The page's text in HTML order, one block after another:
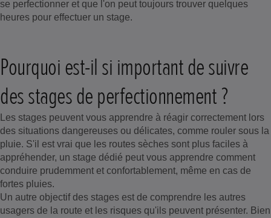
se perfectionner et que l'on peut toujours trouver quelques
heures pour effectuer un stage.
Pourquoi est-il si important de suivre
des stages de perfectionnement ?
Les stages peuvent vous apprendre à réagir correctement lors
des situations dangereuses ou délicates, comme rouler sous la
pluie. S'il est vrai que les routes sèches sont plus faciles à
appréhender, un stage dédié peut vous apprendre comment
conduire prudemment et confortablement, même en cas de
fortes pluies.
Un autre objectif des stages est de comprendre les autres
usagers de la route et les risques qu'ils peuvent présenter. Bien